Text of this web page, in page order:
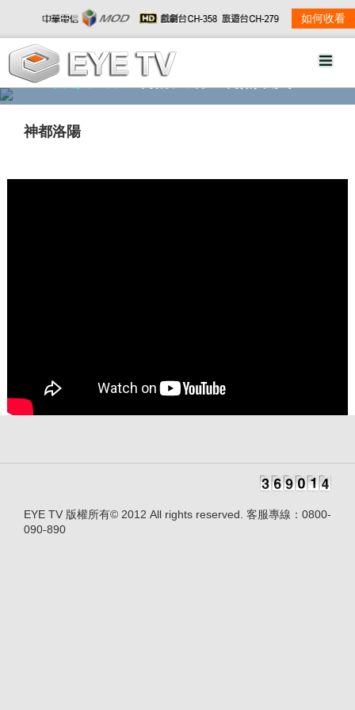
如何收看
精彩影音 劇情大綱
神都洛陽
EYE TV 版權所有© 2012 All rights reserved. 客服專線：0800-
090-890